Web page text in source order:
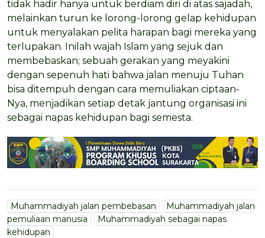
tidak hadir hanya untuk berdiam diri di atas sajadah,
melainkan turun ke lorong-lorong gelap kehidupan
untuk menyalakan pelita harapan bagi mereka yang
terlupakan. Inilah wajah Islam yang sejuk dan
membebaskan; sebuah gerakan yang meyakini
dengan sepenuh hati bahwa jalan menuju Tuhan
bisa ditempuh dengan cara memuliakan ciptaan-
Nya, menjadikan setiap detak jantung organisasi ini
sebagai napas kehidupan bagi semesta.
Muhammadiyah jalan pembebasan
Muhammadiyah jalan
pemuliaan manusia
Muhammadiyah sebagai napas
kehidupan